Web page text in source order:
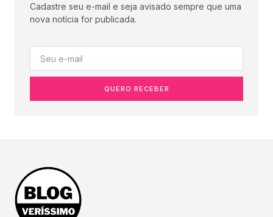
Cadastre seu e-mail e seja avisado sempre que uma
nova notícia for publicada.
QUERO RECEBER